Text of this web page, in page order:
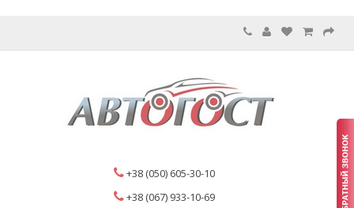
+38 (050) 605-30-10
+38 (067) 933-10-69